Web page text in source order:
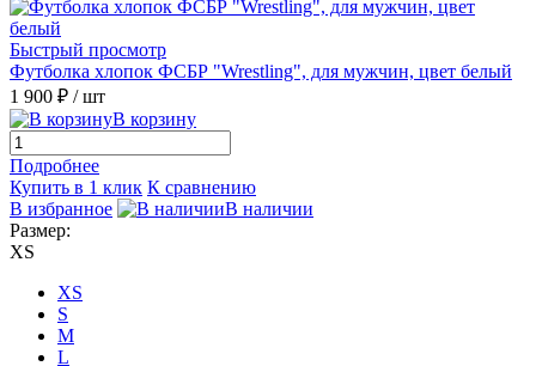
Быстрый просмотр
Футболка хлопок ФСБР "Wrestling", для мужчин, цвет белый
1 900 ₽ / шт
В корзину
Подробнее
Купить в 1 клик К сравнению
В избранное
В наличии
Размер:
XS
XS
S
M
L